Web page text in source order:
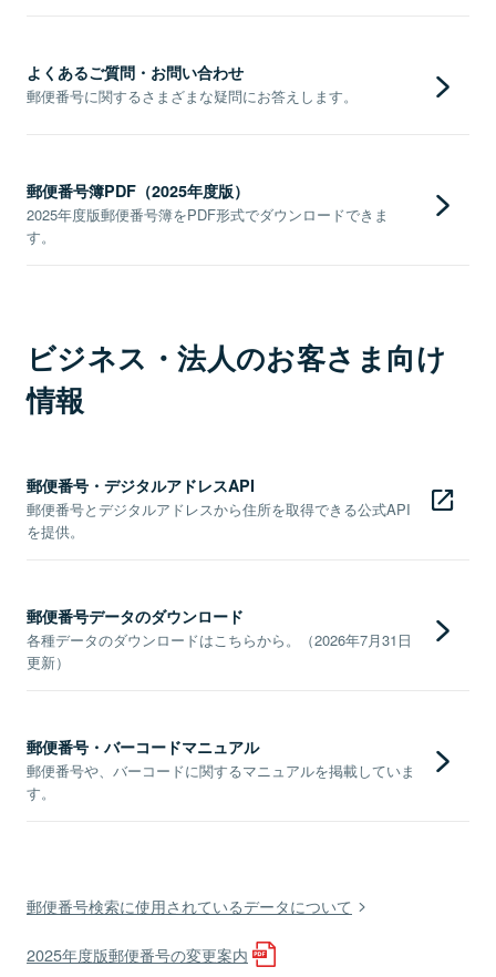
よくあるご質問・お問い合わせ
郵便番号に関するさまざまな疑問にお答えします。
郵便番号簿PDF（2025年度版）
2025年度版郵便番号簿をPDF形式でダウンロードできま
す。
ビジネス・法人のお客さま向け
情報
郵便番号・デジタルアドレスAPI
郵便番号とデジタルアドレスから住所を取得できる公式API
を提供。
郵便番号データのダウンロード
各種データのダウンロードはこちらから。（2026年7月31日
更新）
郵便番号・バーコードマニュアル
郵便番号や、バーコードに関するマニュアルを掲載していま
す。
郵便番号検索に使用されているデータについて
2025年度版郵便番号の変更案内